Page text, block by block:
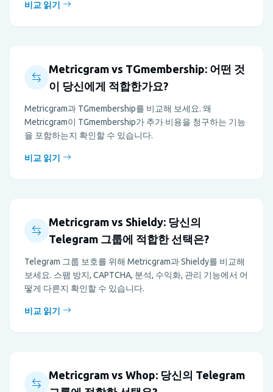
비교 읽기
Metricgram vs TGmembership: 어떤 것
이 당신에게 적합한가요?
Metricgram과 TGmembership를 비교해 보세요. 왜
Metricgram이 TGmembership가 추가 비용을 청구하는 기능
을 포함하는지 확인할 수 있습니다.
비교 읽기
Metricgram vs Shieldy: 당신의
Telegram 그룹에 적합한 선택은?
Telegram 그룹 보호를 위해 Metricgram과 Shieldy를 비교해
보세요. 스팸 방지, CAPTCHA, 분석, 수익화, 관리 기능에서 어
떻게 다른지 확인할 수 있습니다.
비교 읽기
Metricgram vs Whop: 당신의 Telegram